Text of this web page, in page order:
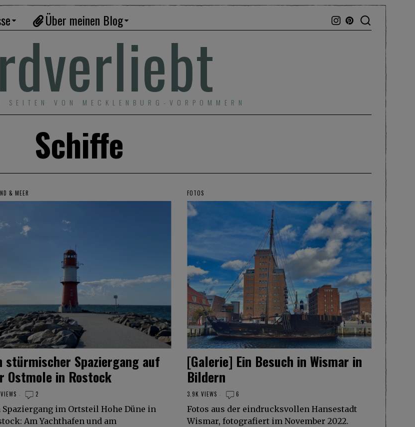
Über meinen Blog
SEITEN VON MECKLENBURG-VORPOMMERN
Schiffe
& MEER
stürmischer Spaziergang auf
Ostmole in Rostock
2
Spaziergang im Ortsteil Hohe Düne in
Am Yachthafen und am
FOTOS
[Galerie] Ein Besuch in Wismar in
Bildern
3.9K VIEWS 6
Fotos aus der eindrucksvollen Hansestadt
Wismar, fotografiert im November 2022.